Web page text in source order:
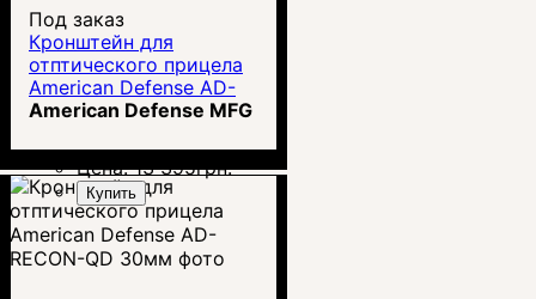
Под заказ
Кронштейн для
отптического прицела
American Defense AD-
RECON-QD 34мм
American Defense MFG
Цена:13 395грн.
Купить